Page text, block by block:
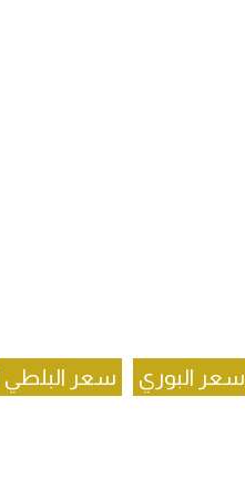
سعر البوري سعر البلطي